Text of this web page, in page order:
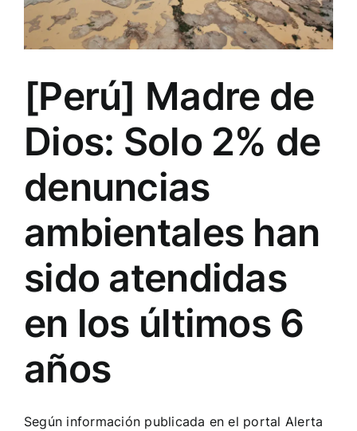
[Perú] Madre de
Dios: Solo 2% de
denuncias
ambientales han
sido atendidas
en los últimos 6
años
Según información publicada en el portal Alerta